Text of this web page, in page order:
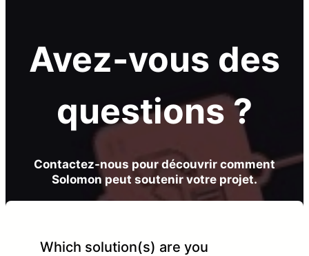
Avez-vous des
questions ?
Contactez-nous pour découvrir comment
Solomon peut soutenir votre projet.
Which solution(s) are you